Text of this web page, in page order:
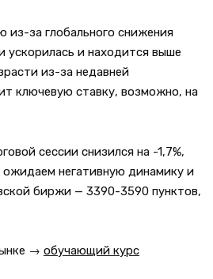
из-за глобального снижения
ускорилась и находится выше
из-за недавней
ключевую ставку, возможно, на
сессии снизился на -1,7%,
ожидаем негативную динамику и
биржи — 3390-3590 пунктов,
→ обучающий курс